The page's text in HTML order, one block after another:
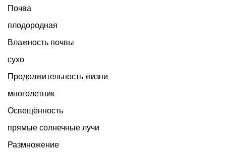
Почва
плодородная
Влажность почвы
сухо
Продолжительность жизни
многолетник
Освещённость
прямые солнечные лучи
Размножение